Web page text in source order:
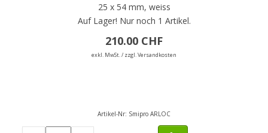
25 x 54 mm, weiss
Auf Lager! Nur noch 1 Artikel.
210.00 CHF
exkl. MwSt. / zzgl. Versandkosten
Artikel-Nr: Smipro ARLOC